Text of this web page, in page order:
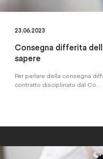
23.06.2023
Consegna differita
sapere
Per parlare della consegna
contratto disciplinato dal Co...